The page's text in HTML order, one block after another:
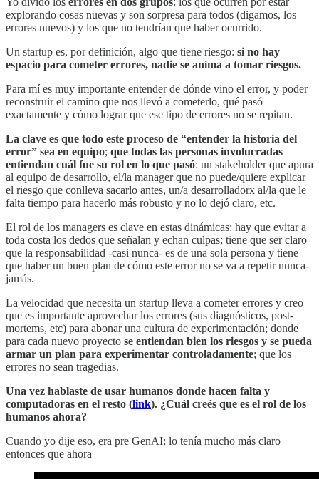
explorando cosas nuevas y son sorpresa para todos (digamos, los
errores nuevos) y los que no tendrían que haber ocurrido.
Un startup es, por definición, algo que tiene riesgo: si no hay
espacio para cometer errores, nadie se anima a tomar riesgos.
Para mí es muy importante entender de dónde vino el error, y poder
reconstruir el camino que nos llevó a cometerlo, qué pasó
exactamente y cómo lograr que ese tipo de errores no se repitan.
La clave es que todo este proceso de “entender la historia del
error” sea en equipo; que todas las personas involucradas
entiendan cuál fue su rol en lo que pasó: un stakeholder que apura
al equipo de desarrollo, el/la manager que no puede/quiere explicar
el riesgo que conlleva sacarlo antes, un/a desarrolladorx al/la que le
falta tiempo para hacerlo más robusto y no lo dejó claro, etc.
El rol de los managers es clave en estas dinámicas: hay que evitar a
toda costa los dedos que señalan y echan culpas; tiene que ser claro
que la responsabilidad -casi nunca- es de una sola persona y tiene
que haber un buen plan de cómo este error no se va a repetir nunca-
jamás.
La velocidad que necesita un startup lleva a cometer errores y creo
que es importante aprovechar los errores (sus diagnósticos, post-
mortems, etc) para abonar una cultura de experimentación; donde
para cada nuevo proyecto se entiendan bien los riesgos y se pueda
armar un plan para experimentar controladamente; que los
errores no sean tragedias.
Una vez hablaste de usar humanos donde hacen falta y
computadoras en el resto (link). ¿Cuál creés que es el rol de los
humanos ahora?
Cuando yo dije eso, era pre GenAI; lo tenía mucho más claro
entonces que ahora